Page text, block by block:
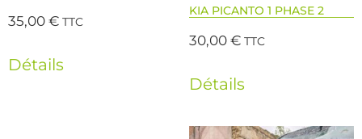
35,00€ TTC
Détails
KIA PICANTO 1 PHASE 2
30,00€ TTC
Détails